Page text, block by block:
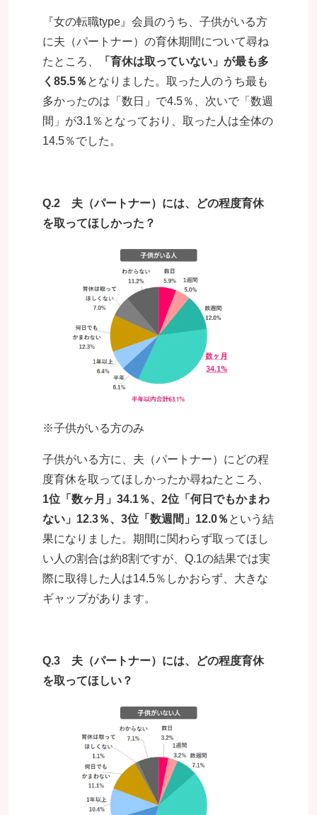
『女の転職type』会員のうち、子供がいる方
に夫（パートナー）の育休期間について尋ね
たところ、
「育休は取っていない」が最も多
く85.5％ となりました。取った人のうち最も
多かったのは「数日」で4.5％、次いで「数週
間」が3.1％となっており、取った人は全体の
14.5％でした。
Q.2 夫（パートナー）には、どの程度育休
を取ってほしかった？
※子供がいる方のみ
子供がいる方に、夫（パートナー）にどの程
度育休を取ってほしかったか尋ねたところ、
1位「数ヶ月」34.1％、2位「何日でもかまわ
ない」12.3％、3位「数週間」12.0％ という結
果になりました。期間に関わらず取ってほし
い人の割合は約8割ですが、Q.1の結果では実
際に取得した人は14.5％しかおらず、大きな
ギャップがあります。
Q.3 夫（パートナー）には、どの程度育休
を取ってほしい？